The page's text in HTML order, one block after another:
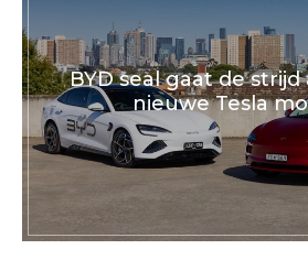
BYD seal gaat de
nieuwe Tesla